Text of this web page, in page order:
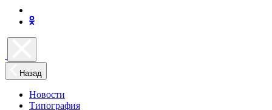
Назад
Новости
Типография